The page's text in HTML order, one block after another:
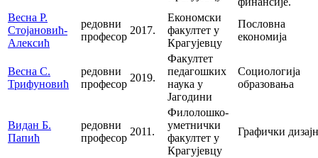
Весна Р.
Стојановић-
Алексић
редовни
професор
2017.
Економски
факултет у
Крагујевцу
Пословна
економија
Весна С.
Трифуновић
редовни
професор
2019.
Факултет
педагошких
наука у
Јагодини
Социологија
образовања
Видан Б.
Папић
редовни
професор
2011.
Филолошко-
уметнички
факултет у
Крагујевцу
Графички дизајн